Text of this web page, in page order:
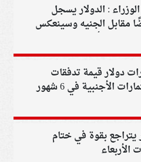
: الدولار يسجل
مقابل الجنيه وسينعكس
والأسعار
دولار قيمة تدفقات
الأجنبية في 6 شهور
يتراجع بقوة في ختام
الأربعاء